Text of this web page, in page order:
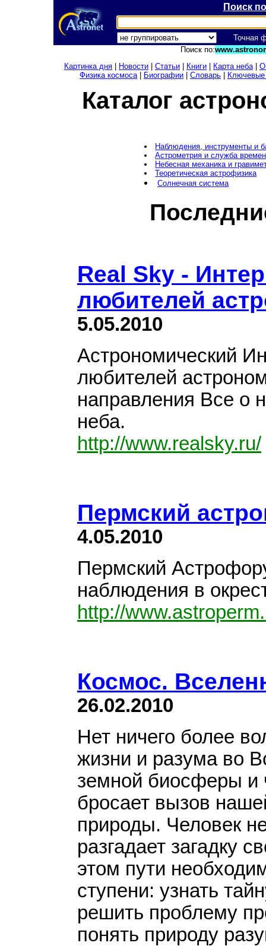
Поиск
Точная
Поиск по:
Картинка дня
Новости Статьи Книги Карта неба|
Физика космоса| Биографии Словарь Ключевые
Каталог
Наблюдения, инструменты и
Астрометрия и служба
Небесная механика и
Теоретическая астрофизика
Солнечная система
Real Sky -
любителей
5.05.2010
Астрономический
любителей
направления Все о
неба.
http://www.realsky.ru/
Пермский
4.05.2010
Пермский
наблюдения в
http://
Космос.
26.02.2010
Нет ничего более
жизни и разума во
земной биосферы и
бросает вызов
природы. Человек
разгадает загадку
этом пути
ступени: узнать
решить проблему
понять природу